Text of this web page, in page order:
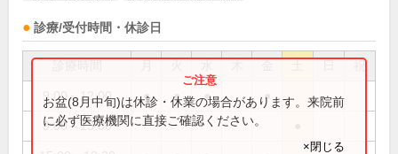
診療/受付時間・休診日
祝
9:00～12:00 ● ● ● ●
9:00～13:00
お盆(8月中旬)は休診・休業の場合があります。来院前
に必ず医療機関に直接ご確認ください。
×閉じる